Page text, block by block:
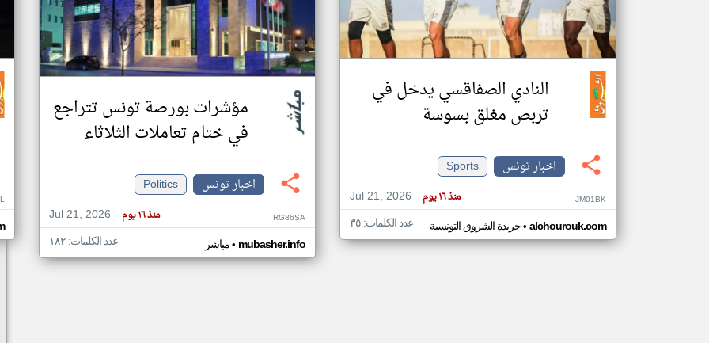
النادي الصفاقسي يدخل في
تربص مغلق بسوسة
اخبار تونس
Sports
Jul 21, 2026
منذ ١٦ يوم JM01BK
جريدة الشروق التونسية• alchourouk.com عدد الكلمات: ٣٥
مؤشرات بورصة تونس تتراجع
في ختام تعاملات الثلاثاء
اخبار تونس
Politics
Jul 21, 2026
منذ ١٦ يوم RG86SA
مباشر• mubasher.info عدد الكلمات: ١٨٢